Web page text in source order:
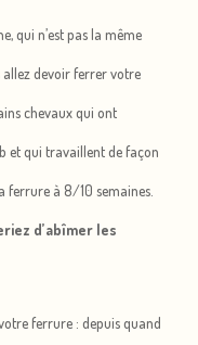
qui n’est pas la même
allez devoir ferrer votre
chevaux qui ont
et qui travaillent de façon
ferrure à 8/10 semaines.
d’abîmer les
ferrure : depuis quand